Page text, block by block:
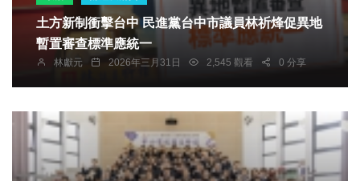
土方新制衝擊台中 民進黨台中市議員林祈烽促異地
暫置審查標準應統一
林獻元 2026年三月31日 2,545 觀看 0 分享